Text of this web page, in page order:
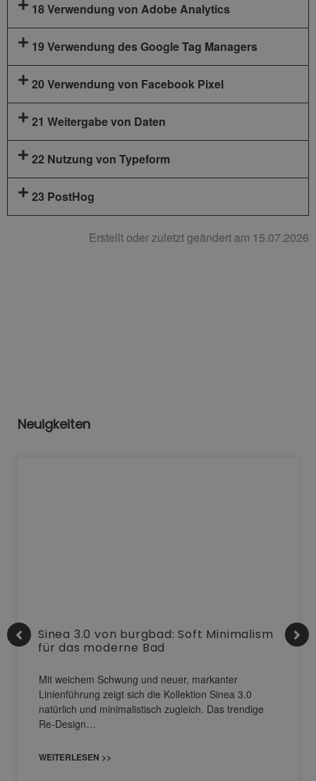
18 Verwendung von Adobe Analytics
19 Verwendung des Google Tag Managers
20 Verwendung von Facebook Pixel
21 Weitergabe von Daten
22 Nutzung von Typeform
23 PostHog
Erstellt oder zuletzt geändert am 15.07.2026
Neuigkeiten
Sinea 3.0 von burgbad: Soft Minimalism
für das moderne Bad
Mit weichem Schwung und neuer, markanter
Linienführung zeigt sich die Kollektion Sinea 3.0
natürlich und minimalistisch zugleich. Das trendige
Re-Design…
WEITERLESEN >>